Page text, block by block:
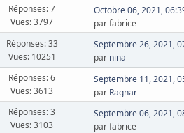
Réponses: 7
Vues: 3797
Octobre 06, 2021,
par fabrice
Réponses: 33
Vues: 10251
Septembre 26, 2021,
par nina
Réponses: 6
Vues: 3613
Septembre 11, 2021,
par Ragnar
Réponses: 3
Vues: 3103
Septembre 06, 2021,
par fabrice